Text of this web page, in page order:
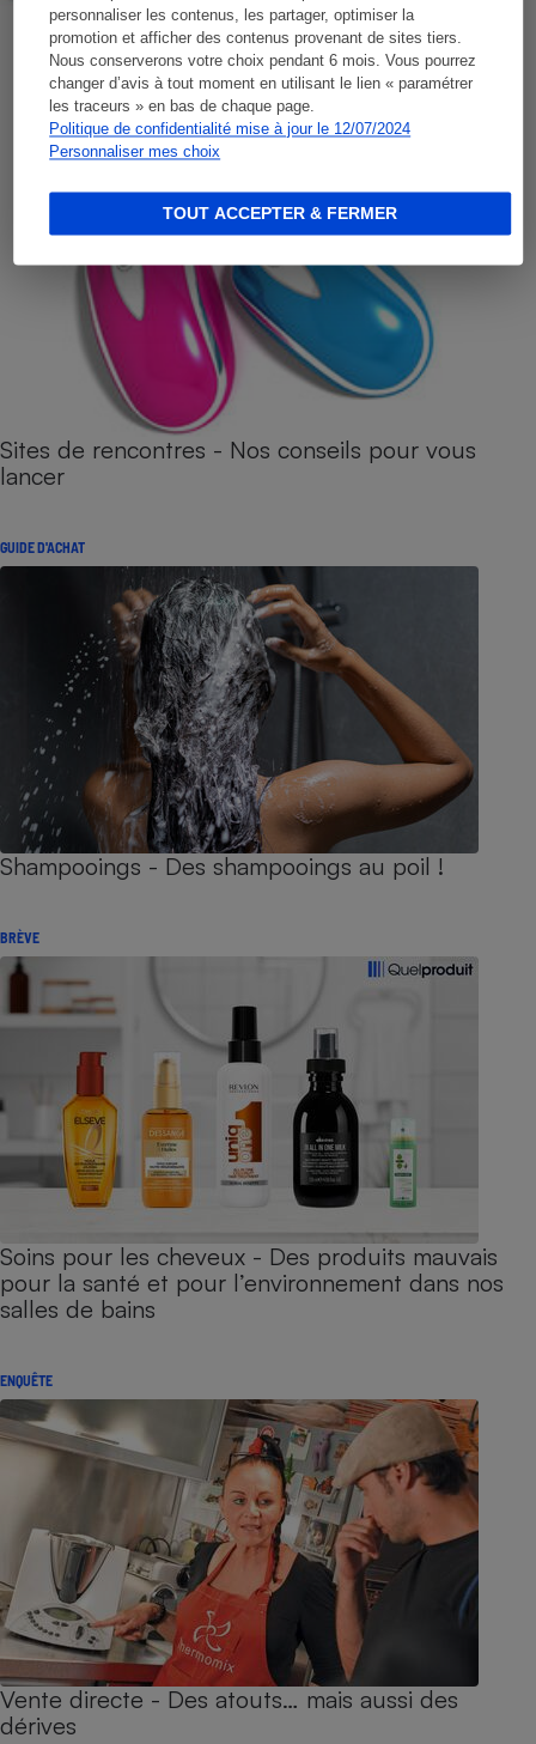
personnaliser les contenus, les partager, optimiser la
promotion et afficher des contenus provenant de sites tiers.
Nous conserverons votre choix pendant 6 mois. Vous pourrez
changer d’avis à tout moment en utilisant le lien « paramétrer
les traceurs » en bas de chaque page.
Politique de confidentialité mise à jour le 12/07/2024
Personnaliser mes choix
TOUT ACCEPTER & FERMER
Sites de rencontres - Nos conseils pour vous
lancer
GUIDE D'ACHAT
Shampooings - Des shampooings au poil !
BRÈVE
Soins pour les cheveux - Des produits mauvais
pour la santé et pour l’environnement dans nos
salles de bains
ENQUÊTE
Vente directe - Des atouts… mais aussi des
dérives